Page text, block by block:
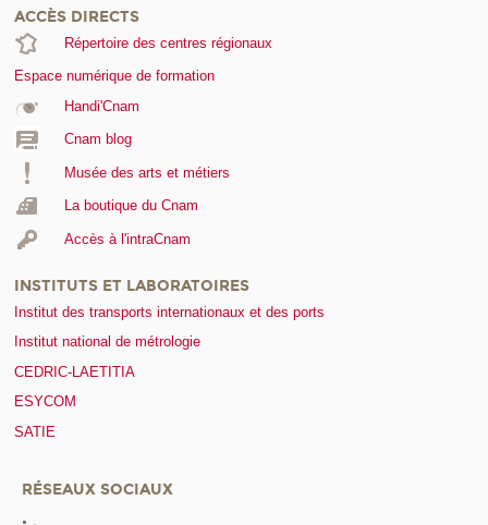
ACCÈS DIRECTS
Répertoire des centres régionaux
Espace numérique de formation
Handi'Cnam
Cnam blog
Musée des arts et métiers
La boutique du Cnam
Accès à l'intraCnam
INSTITUTS ET LABORATOIRES
Institut des transports internationaux et des ports
Institut national de métrologie
CEDRIC-LAETITIA
ESYCOM
SATIE
RÉSEAUX SOCIAUX